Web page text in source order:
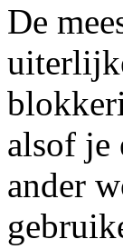
De
alsof je
ander